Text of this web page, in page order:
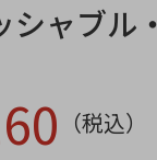
シャブル
（税込）